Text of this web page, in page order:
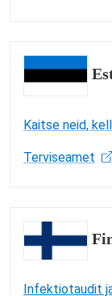
Kaitse neid,
Terviseamet
Infektiotaudit